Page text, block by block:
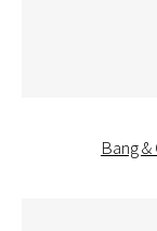
Bang